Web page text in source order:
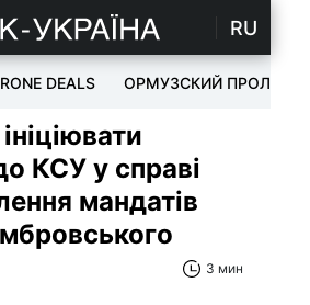
RU
DEALS ОРМУЗСКИЙ ПРОЛИВ
КСУ у справі
мандатів
3 мин